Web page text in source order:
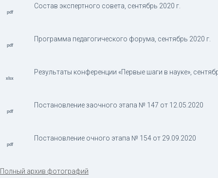
Состав экспертного совета, сентябрь 2020 г.
Программа педагогического форума, сентябрь 2020 г.
Результаты конференции «Первые шаги в науке»,
Постановление заочного этапа № 147 от 12.05.2020
Постановление очного этапа № 154 от 29.09.2020
Полный архив фотографий